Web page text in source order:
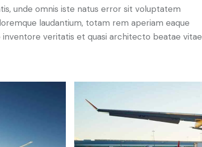
unde omnis iste natus error sit voluptatem
laudantium, totam rem aperiam eaque
inventore veritatis et quasi architecto beatae vitae